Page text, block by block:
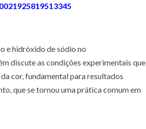
e hidróxido de sódio no
discute as condições experimentais que
cor, fundamental para resultados
que se tornou uma prática comum em